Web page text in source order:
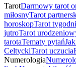
TarotDarmowy tarot
miłosnyTarot
horoskopTarot
jutroTarot
tarotaTematy pytań
CeltyckiTarot uczucia
Numerologia